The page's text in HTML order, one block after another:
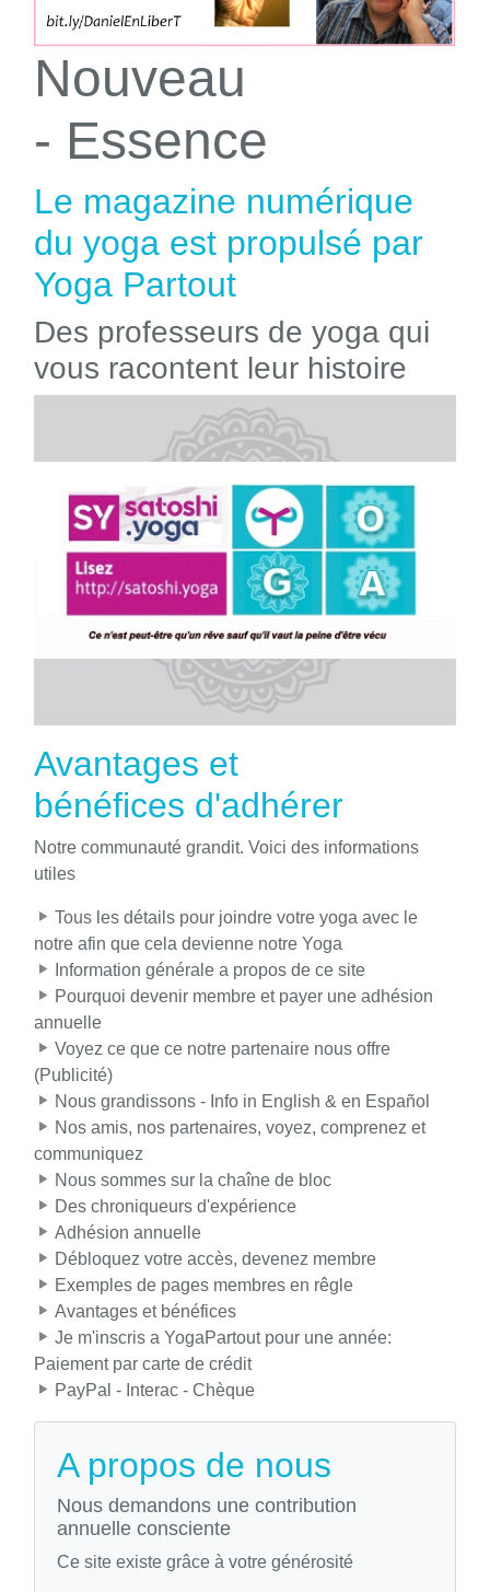
Nouveau
- Essence
Le magazine numérique
du yoga est propulsé par
Yoga Partout
Des professeurs de yoga qui
vous racontent leur histoire
Avantages et
bénéfices d'adhérer
Notre communauté grandit. Voici des informations
utiles
Tous les détails pour joindre votre yoga avec le
notre afin que cela devienne notre Yoga
Information générale a propos de ce site
Pourquoi devenir membre et payer une adhésion
annuelle
Voyez ce que ce notre partenaire nous offre
(Publicité)
Nous grandissons - Info in English & en Español
Nos amis, nos partenaires, voyez, comprenez et
communiquez
Nous sommes sur la chaîne de bloc
Des chroniqueurs d'expérience
Adhésion annuelle
Débloquez votre accès, devenez membre
Exemples de pages membres en rêgle
Avantages et bénéfices
Je m'inscris a YogaPartout pour une année:
Paiement par carte de crédit
PayPal - Interac - Chèque
A propos de nous
Nous demandons une contribution
annuelle consciente
Ce site existe grâce à votre générosité